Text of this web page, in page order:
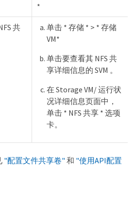
*
共
单击 * 存储 * > * 存储
VM*
单击要查看其 NFS 共
享详细信息的 SVM 。
在 Storage VM/ 运行状
况详细信息页面中，
单击 * NFS 共享 * 选项
卡。
"配置文件共享卷" 和 "使用API配置